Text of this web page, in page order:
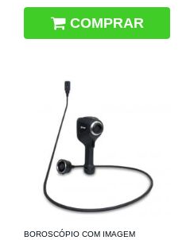
COMPRAR
BOROSCÓPIO COM IMAGEM